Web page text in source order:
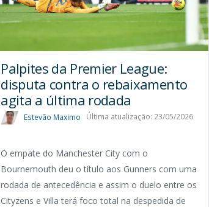
Palpites da Premier League:
disputa contra o rebaixamento
agita a última rodada
Estevão Maximo Última atualização: 23/05/2026
O empate do Manchester City com o
Bournemouth deu o título aos Gunners com uma
rodada de antecedência e assim o duelo entre os
Cityzens e Villa terá foco total na despedida de